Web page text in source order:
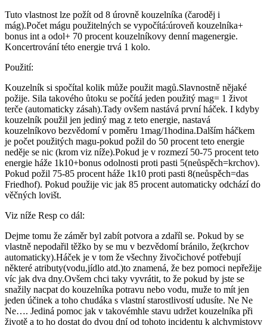
Tuto vlastnost lze požít od 8 úrovně kouzelníka (čaroděj i
mág).Počet mágu použitelných se vypočítá:úroveň kouzelníka+
bonus int a odol+ 70 procent kouzelníkovy denní magenergie.
Koncertrování této energie trvá 1 kolo.
Použití:
Kouzelník si spočítal kolik může použit magů.Slavnostně nějaké
požije. Sila takového ůtoku se počítá jeden použitý mag= 1 život
terče (automaticky zásah).Tady ovšem nastává první háček. I kdyby
kouzelník použil jen jediný mag z teto energie, nastavá
kouzelníkovo bezvědomí v poměru 1mag/1hodina.Dalším háčkem
je počet použitých magu-pokud požil do 50 procent teto energie
neděje se nic (krom viz níže).Pokud je v rozmezí 50-75 procent teto
energie háže 1k10+bonus odolnosti proti pasti 5(neůspěch=krchov).
Pokud požil 75-85 procent háže 1k10 proti pasti 8(neůspěch=das
Friedhof). Pokud použije vic jak 85 procent automaticky odchází do
věčných lovišt.
Viz níže Resp co dál:
Dejme tomu že záměr byl zabít potvora a zdaříl se. Pokud by se
vlastně nepodařil těžko by se mu v bezvědomí bránilo, že(krchov
automaticky).Háček je v tom že všechny živočichové potřebují
některé atributy(vodu,jídlo atd.)to znamená, že bez pomoci nepřežije
víc jak dva dny.Ovšem chci taky vyvrátit, to že pokud by jste se
snažily nacpat do kouzelníka potravu nebo vodu, muže to mít jen
jeden účinek a toho chudáka s vlastní starostlivostí udusíte. Ne Ne
Ne…. Jediná pomoc jak v takovémhle stavu udržet kouzelníka při
životě a to ho dostat do dvou dní od tohoto incidentu k alchymistovy